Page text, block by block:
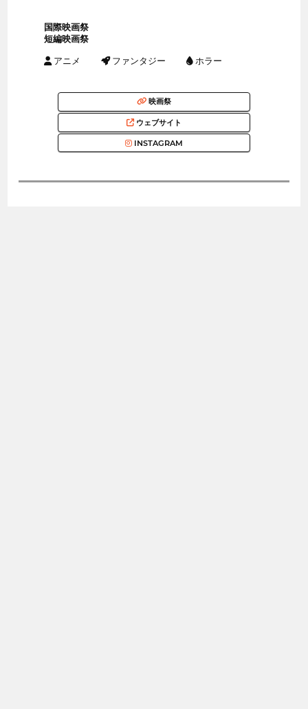
国際映画祭
短編映画祭
アニメ ファンタジー ホラー
映画祭
ウェブサイト
INSTAGRAM